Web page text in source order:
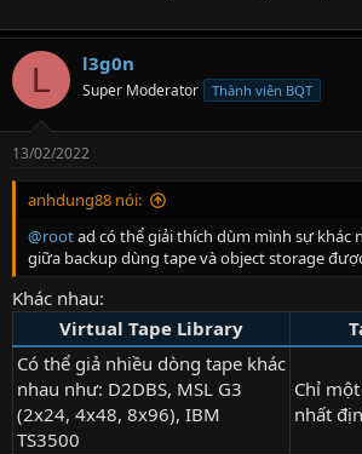
L l3g0n
Super Moderator Thành viên BQT
13/02/2022
anhdung88 nói:
@rootad có thể giải thích dùm mình sự khác
giữa backup dùng tape và object storage
Khác nhau:
Virtual Tape Library
Có thể giả nhiều dòng tape khác
nhau như: D2DBS, MSL G3
(2x24, 4x48, 8x96), IBM
TS3500
Chỉ
nhất